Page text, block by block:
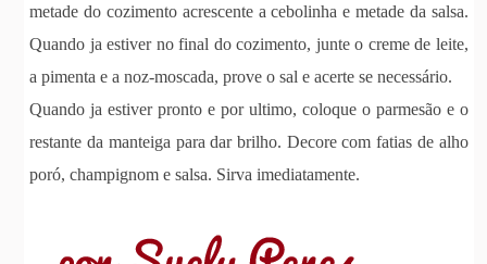
metade do cozimento acrescente a cebolinha e metade da salsa.
Quando ja estiver no final do cozimento, junte o creme de leite,
a pimenta e a noz-moscada, prove o sal e acerte se necessário.
Quando ja estiver pronto e por ultimo, coloque o parmesão e o
restante da manteiga para dar brilho. Decore com fatias de alho
poró, champignom e salsa. Sirva imediatamente.